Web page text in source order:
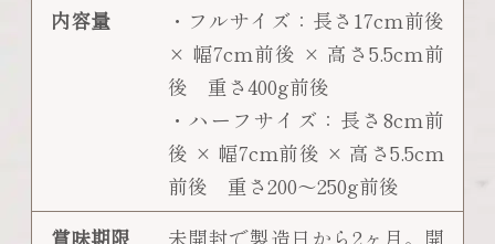
内容量
・フルサイズ：長さ17cm前後
× 幅7cm前後 × 高さ5.5cm前
後 重さ400g前後
・ハーフサイズ：長さ8cm前
後 × 幅7cm前後 × 高さ5.5cm
前後 重さ200～250g前後
賞味期限
未開封で製造日から2ヶ月。開